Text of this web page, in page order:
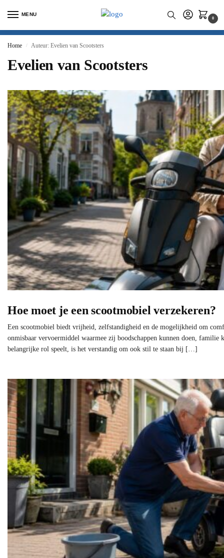
MENU
0
Home / Auteur: Evelien van Scootsters
Evelien van Scootsters
Hoe moet je een scootmobiel verzekeren?
Een scootmobiel biedt vrijheid, zelfstandigheid en de mogelijkheid om
onmisbaar vervoermiddel waarmee zij boodschappen kunnen doen, familie
belangrijke rol speelt, is het verstandig om ook stil te staan bij […]